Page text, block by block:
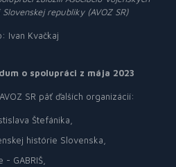
republiky (AVOZ SR)
Ivan Kvačkaj
o spolupráci z mája 2023
SR päť ďalších organizácií:
Štefánika,
histórie Slovenska,
GABRIŠ,